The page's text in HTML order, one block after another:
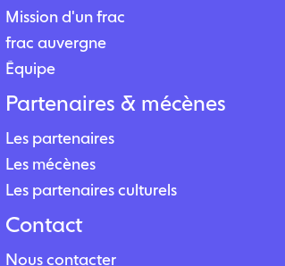
Mission d'un frac
frac auvergne
Équipe
Partenaires & mécènes
Les partenaires
Les mécènes
Les partenaires culturels
Contact
Nous contacter